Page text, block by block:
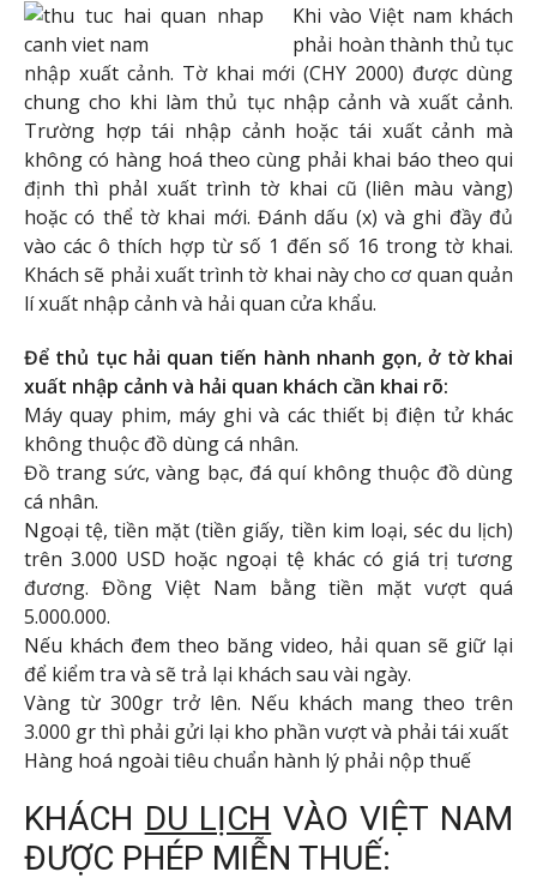
Khi vào Việt nam khách
phải hoàn thành thủ tục
nhập xuất cảnh. Tờ khai mới (CHY 2000) được dùng
chung cho khi làm thủ tục nhập cảnh và xuất cảnh.
Trường hợp tái nhập cảnh hoặc tái xuất cảnh mà
không có hàng hoá theo cùng phải khai báo theo qui
định thì phảI xuất trình tờ khai cũ (liên màu vàng)
hoặc có thể tờ khai mới. Đánh dấu (x) và ghi đầy đủ
vào các ô thích hợp từ số 1 đến số 16 trong tờ khai.
Khách sẽ phải xuất trình tờ khai này cho cơ quan quản
lí xuất nhập cảnh và hải quan cửa khẩu.
Để thủ tục hải quan tiến hành nhanh gọn, ở tờ khai
xuất nhập cảnh và hải quan khách cần khai rõ:
Máy quay phim, máy ghi và các thiết bị điện tử khác
không thuộc đồ dùng cá nhân.
Đồ trang sức, vàng bạc, đá quí không thuộc đồ dùng
cá nhân.
Ngoại tệ, tiền mặt (tiền giấy, tiền kim loại, séc du lịch)
trên 3.000 USD hoặc ngoại tệ khác có giá trị tương
đương. Đồng Việt Nam bằng tiền mặt vượt quá
5.000.000.
Nếu khách đem theo băng video, hải quan sẽ giữ lại
để kiểm tra và sẽ trả lại khách sau vài ngày.
Vàng từ 300gr trở lên. Nếu khách mang theo trên
3.000 gr thì phải gửi lại kho phần vượt và phải tái xuất
Hàng hoá ngoài tiêu chuẩn hành lý phải nộp thuế
KHÁCH DU LỊCH VÀO VIỆT NAM
ĐƯỢC PHÉP MIỄN THUẾ: